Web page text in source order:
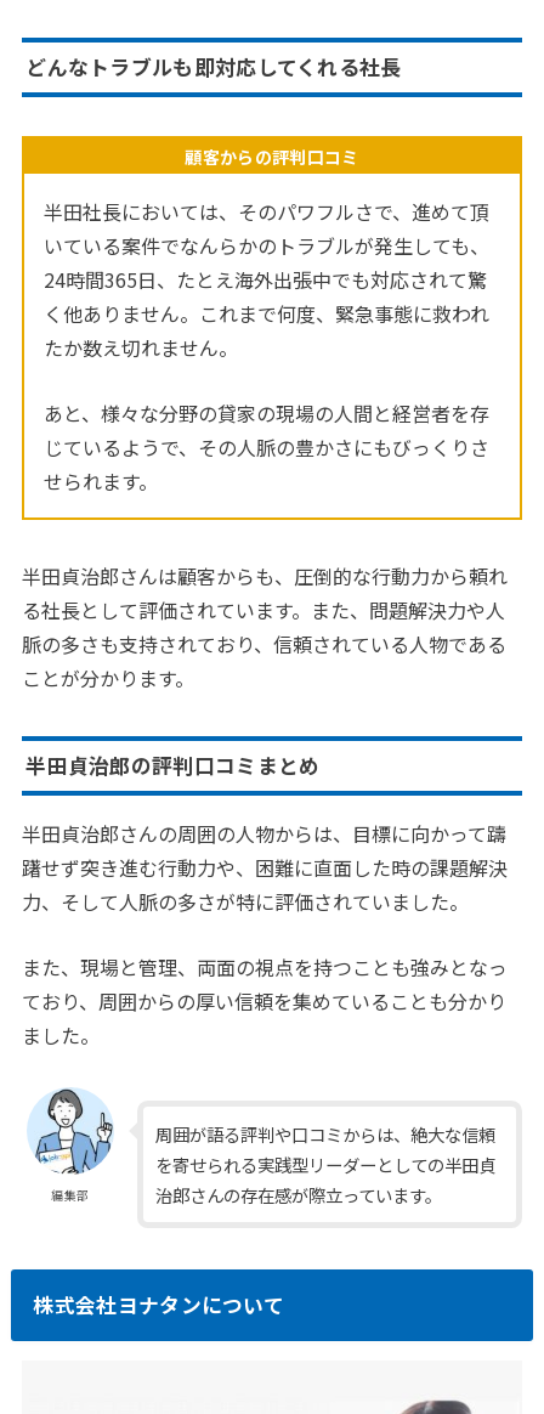
どんなトラブルも即対応してくれる社長
顧客からの評判口コミ
半田社長においては、そのパワフルさで、進めて頂
いている案件でなんらかのトラブルが発生しても、
24時間365日、たとえ海外出張中でも対応されて驚
く他ありません。これまで何度、緊急事態に救われ
たか数え切れません。
あと、様々な分野の貸家の現場の人間と経営者を存
じているようで、その人脈の豊かさにもびっくりさ
せられます。
半田貞治郎さんは顧客からも、圧倒的な行動力から頼れ
る社長として評価されています。また、問題解決力や人
脈の多さも支持されており、信頼されている人物である
ことが分かります。
半田貞治郎の評判口コミまとめ
半田貞治郎さんの周囲の人物からは、目標に向かって躊
躇せず突き進む行動力や、困難に直面した時の課題解決
力、そして人脈の多さが特に評価されていました。
また、現場と管理、両面の視点を持つことも強みとなっ
ており、周囲からの厚い信頼を集めていることも分かり
ました。
編集部
周囲が語る評判や口コミからは、絶大な信頼
を寄せられる実践型リーダーとしての半田貞
治郎さんの存在感が際立っています。
株式会社ヨナタンについて